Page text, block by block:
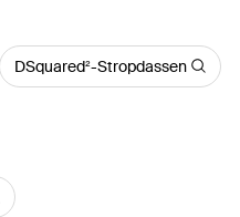
DSquared²-Stropdassen